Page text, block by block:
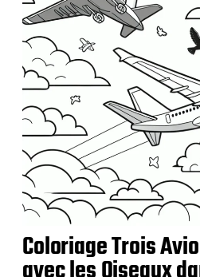
i
o
n
Coloriage Trois